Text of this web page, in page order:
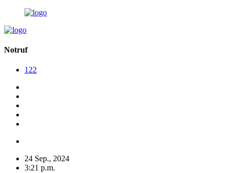
Notruf
122
24 Sep., 2024
3:21 p.m.